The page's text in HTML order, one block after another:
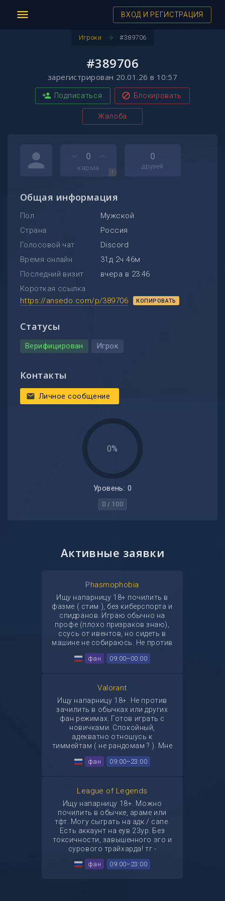
menu ВХОД И РЕГИСТРАЦИЯ
Игроки arrow_forward #389706
#389706
зарегистрирован 20.01.26 в 10:57
person_add Подписаться block Блокировать
Жалоба
person
?
0
карма
0
друзей
Общая информация
Пол
Мужской
Страна
Россия
Голосовой чат
Discord
Время онлайн
31д 2ч 46м
Последний визит
вчера в 23:46
Короткая ссылка
https://ansedo.com/p/389706
КОПИРОВАТЬ
Статусы
Верифицирован Игрок
Контакты
mail Личное сообщение
0%
Уровень: 0
0 / 100
Активные заявки
Phasmophobia
Ищу напарницу 18+ почилить в
фазме ( стим ), без киберспорта и
спидранов. Играю обычно на
профе (плохо призраков знаю),
ссусь от ивентов, но сидеть в
машине не собираюсь. Не против
игры с новичком. тг
@DeVioleGrace, дис - mutsuenmei
фан 09:00–00:00
Valorant
Ищу напарницу 18+. Не против
зачилить в обычках или других
фан режимах. Готов играть с
новичками. Спокойный,
адекватно отношусь к
тиммейтам ( не рандомам ? ). Мне
важна атмосфера в голосовом
чате, а не трайхард, ранг и пот в
фан 09:00–23:00
League of Legends
Ищу напарницу 18+. Можно
почилить в обычке, араме или
тфт. Могу сыграть на адк / сапе.
Есть аккаунт на еув 23ур. Без
токсичности, завышенного эго и
сурового трайхарда! тг -
@DeVioleGrace, дис - mutsuenmei
фан 09:00–23:00